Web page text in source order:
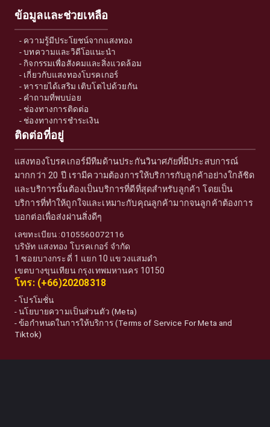
ข้อมูลและช่วยเหลือ
- ความรู้มีประโยชน์จากแสงทอง
-บทความและวิดีโอแนะนำ
-กิจกรรมเพื่อสังคมและสิ่งแวดล้อม
- เกี่ยวกับแสงทองโบรคเกอร์
-หารายได้เสริม เติบโตไปด้วยกัน
- คำถามที่พบบ่อย
- ช่องทางการติดต่อ
- ช่องทางการชำระเงิน
ติดต่อที่อยู่
แสงทองโบรคเกอร์มีทีมด้านประกันวินาศภัยที่มีประสบการณ์
มากกว่า 20 ปี เรามีความต้องการให้บริการกับลูกค้าอย่างใกล้ชิด
และบริการนั้นต้องเป็นบริการที่ดีที่สุดสำหรับลูกค้า โดยเป็น
บริการที่ทำให้ถูกใจและเหมาะกับคุณลูกค้ามากจนลูกค้าต้องการ
บอกต่อเพื่อส่งผ่านสิ่งดีๆ
เลขทะเบียน :0105560072116
บริษัท แสงทอง โบรคเกอร์ จำกัด
1 ซอยบางกระดี่ 1 แยก 10 แขวงแสมดำ
เขตบางขุนเทียน กรุงเทพมหานคร 10150
โทร: (+66)20208318
-โปรโมชั่น
-นโยบายความเป็นส่วนตัว (Meta)
-ข้อกำหนดในการให้บริการ (Terms of Service For Meta and
Tiktok)